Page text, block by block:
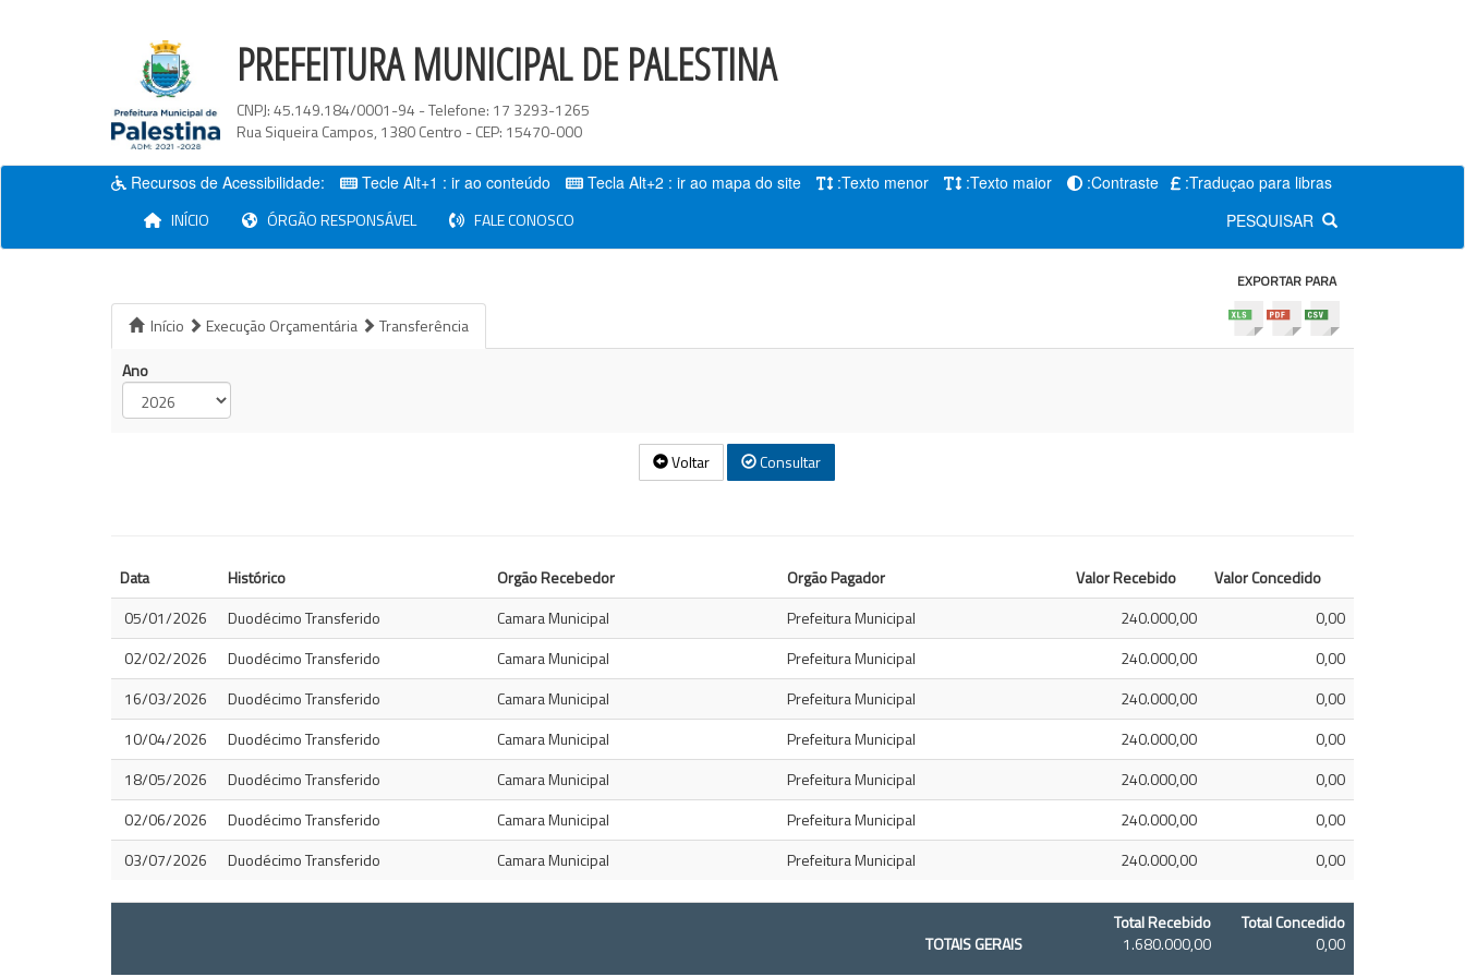
PREFEITURA MUNICIPAL DE PALESTINA
CNPJ:45.149.184/0001-94 - Telefone: 17 3293-1265
Rua Siqueira Campos, 1380Centro - CEP: 15470-000
Recursos de Acessibilidade: Tecle Alt+1 : ir ao conteúdo Tecla Alt+2 : ir ao mapa do site :Texto menor :Texto maior :Contraste :Traduçao para libras
INÍCIO(current)ÓRGÃO RESPONSÁVEL FALE CONOSCO PESQUISAR
EXPORTAR PARA
Início Execução Orçamentária
Transferência
Ano
Voltar Consultar
Data Histórico Orgão Recebedor Orgão Pagador Valor Recebido
Valor Concedido
05/01/2026
Duodécimo Transferido Camara Municipal Prefeitura Municipal 240.000,00
0,00
02/02/2026
Duodécimo Transferido Camara Municipal Prefeitura Municipal 240.000,00
0,00
16/03/2026
Duodécimo Transferido Camara Municipal Prefeitura Municipal 240.000,00
0,00
10/04/2026
Duodécimo Transferido Camara Municipal Prefeitura Municipal 240.000,00
0,00
18/05/2026
Duodécimo Transferido Camara Municipal Prefeitura Municipal 240.000,00
0,00
02/06/2026
Duodécimo Transferido Camara Municipal Prefeitura Municipal 240.000,00
0,00
03/07/2026
Duodécimo Transferido Camara Municipal Prefeitura Municipal 240.000,00 0,00
TOTAIS GERAIS
Total Recebido
1.680.000,00
Total Concedido
0,00